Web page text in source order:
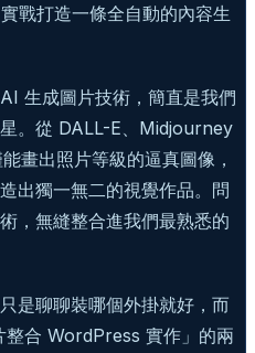
戰打造一條全自動的內容生
生成圖片技術，簡直是我們
。從 DALL-E、Midjourney
畫出照片等級的逼真圖像，
出獨一無二的視覺作品。問
，無縫整合進我們最熟悉的
是聊聊裝哪個外掛就好，而
合 WordPress 實作」的兩